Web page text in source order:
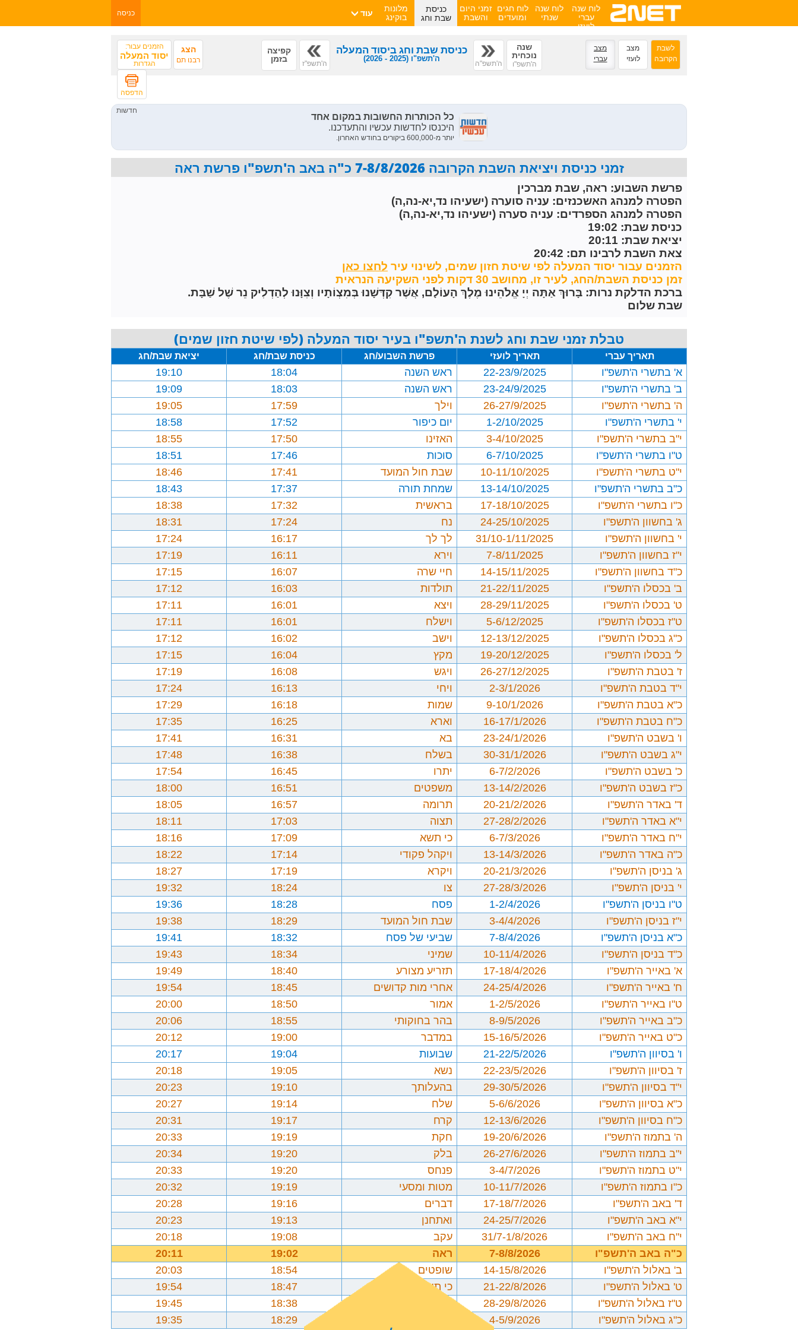
לוח שנה
עברי
לועזי
לוח שנה
שנתי
לוח חגים
ומועדים
זמני היום
והשבת
כניסת
שבת וחג
מלונות
בוקינג
עוד כניסה
לשבת
הקרובה
מצב
לועזי
מצב
עברי
הצג
רבנו תם
הזמנים עבור:
יסוד המעלה
הגדרות
הדפסה
שנה
נוכחית
ה'תשפ"ו ה'תשפ"ה
כניסת שבת וחג ביסוד המעלה
ה'תשפ"ו (2025 - 2026)
ה'תשפ"ז
קפיצה
בזמן
זמני כניסת ויציאת השבת הקרובה 7-8/8/2026 כ"ה באב ה'תשפ"ו פרשת ראה
פרשת השבוע: ראה, שבת מברכין
הפטרה למנהג האשכנזים: עניה סוערה (ישעיהו נד,יא-נה,ה)
הפטרה למנהג הספרדים: עניה סערה (ישעיהו נד,יא-נה,ה)
כניסת שבת: 19:02
יציאת שבת: 20:11
צאת השבת לרבינו תם: 20:42
הזמנים עבור יסוד המעלה לפי שיטת חזון שמים, לשינוי עיר
זמן כניסת השבת/החג, לעיר זו, מחושב 30 דקות לפני השקיעה הנראית
ברכת הדלקת נרות: בָּרוּךְ אַתָּה יְיָ אֱלֹהֵינוּ מֶלֶךְ הָעוֹלָם, אֲשֶׁר קִדְּשָׁנוּ בְּמִצְוֹתָיו וְצִוָּנוּ לְהַדְלִיק נֵר שֶׁל שַׁבָּת.
שבת שלום
טבלת זמני שבת וחג לשנת ה'תשפ"ו בעיר יסוד המעלה (לפי שיטת חזון שמים)
תאריך עברי תאריך לועזי פרשת השבוע/חג כניסת שבת/חג יציאת שבת/חג
א' בתשרי ה'תשפ"ו 22-23/9/2025 ראש השנה 18:04
19:10
ב' בתשרי ה'תשפ"ו
23-24/9/2025 ראש השנה 18:03
19:09
ה' בתשרי ה'תשפ"ו
26-27/9/2025 וילך 17:59
19:05
י' בתשרי ה'תשפ"ו
1-2/10/2025 יום כיפור 17:52
18:58
י"ב בתשרי ה'תשפ"ו
3-4/10/2025 האזינו 17:50
18:55
ט"ו בתשרי ה'תשפ"ו
6-7/10/2025 סוכות 17:46
18:51
י"ט בתשרי ה'תשפ"ו
10-11/10/2025 שבת חול המועד 17:41
18:46
כ"ב בתשרי ה'תשפ"ו
13-14/10/2025 שמחת תורה 17:37
18:43
כ"ו בתשרי ה'תשפ"ו
17-18/10/2025 בראשית 17:32
18:38
ג' בחשוון ה'תשפ"ו
24-25/10/2025 נח 17:24
18:31
י' בחשוון ה'תשפ"ו
31/10-1/11/2025 לך לך 16:17
17:24
י"ז בחשוון ה'תשפ"ו
7-8/11/2025 וירא 16:11
17:19
כ"ד בחשוון ה'תשפ"ו
14-15/11/2025 חיי שרה 16:07
17:15
ב' בכסלו ה'תשפ"ו
21-22/11/2025 תולדות 16:03
17:12
ט' בכסלו ה'תשפ"ו
28-29/11/2025 ויצא 16:01
17:11
ט"ז בכסלו ה'תשפ"ו
5-6/12/2025 וישלח 16:01
17:11
כ"ג בכסלו ה'תשפ"ו
12-13/12/2025 וישב 16:02
17:12
ל' בכסלו ה'תשפ"ו
19-20/12/2025 מקץ 16:04
17:15
ז' בטבת ה'תשפ"ו
26-27/12/2025 ויגש 16:08
17:19
י"ד בטבת ה'תשפ"ו
2-3/1/2026 ויחי 16:13
17:24
כ"א בטבת ה'תשפ"ו
9-10/1/2026 שמות 16:18
17:29
כ"ח בטבת ה'תשפ"ו
16-17/1/2026 וארא 16:25
17:35
ו' בשבט ה'תשפ"ו
23-24/1/2026 בא 16:31
17:41
י"ג בשבט ה'תשפ"ו
30-31/1/2026 בשלח 16:38
17:48
כ' בשבט ה'תשפ"ו
6-7/2/2026 יתרו 16:45
17:54
כ"ז בשבט ה'תשפ"ו
13-14/2/2026 משפטים 16:51
18:00
ד' באדר ה'תשפ"ו
20-21/2/2026 תרומה 16:57
18:05
י"א באדר ה'תשפ"ו
27-28/2/2026 תצוה 17:03
18:11
י"ח באדר ה'תשפ"ו
6-7/3/2026 כי תשא 17:09
18:16
כ"ה באדר ה'תשפ"ו
13-14/3/2026 ויקהל פקודי 17:14
18:22
ג' בניסן ה'תשפ"ו
20-21/3/2026 ויקרא 17:19
18:27
י' בניסן ה'תשפ"ו
27-28/3/2026 צו 18:24
19:32
ט"ו בניסן ה'תשפ"ו
1-2/4/2026 פסח 18:28
19:36
י"ז בניסן ה'תשפ"ו
3-4/4/2026 שבת חול המועד 18:29
19:38
כ"א בניסן ה'תשפ"ו
7-8/4/2026 שביעי של פסח 18:32
19:41
כ"ד בניסן ה'תשפ"ו
10-11/4/2026 שמיני 18:34
19:43
א' באייר ה'תשפ"ו
17-18/4/2026 תזריע מצורע 18:40
19:49
ח' באייר ה'תשפ"ו
24-25/4/2026 אחרי מות קדושים 18:45
19:54
ט"ו באייר ה'תשפ"ו
1-2/5/2026 אמור 18:50
20:00
כ"ב באייר ה'תשפ"ו
8-9/5/2026 בהר בחוקותי 18:55
20:06
כ"ט באייר ה'תשפ"ו
15-16/5/2026 במדבר 19:00
20:12
ו' בסיוון ה'תשפ"ו
21-22/5/2026 שבועות 19:04
20:17
ז' בסיוון ה'תשפ"ו
22-23/5/2026 נשא 19:05
20:18
י"ד בסיוון ה'תשפ"ו
29-30/5/2026 בהעלותך 19:10
20:23
כ"א בסיוון ה'תשפ"ו
5-6/6/2026 שלח 19:14
20:27
כ"ח בסיוון ה'תשפ"ו
12-13/6/2026 קרח 19:17
20:31
ה' בתמוז ה'תשפ"ו
19-20/6/2026 חקת 19:19
20:33
י"ב בתמוז ה'תשפ"ו
26-27/6/2026 בלק 19:20
20:34
י"ט בתמוז ה'תשפ"ו
3-4/7/2026 פנחס 19:20
20:33
כ"ו בתמוז ה'תשפ"ו
10-11/7/2026 מטות ומסעי 19:19
20:32
ד' באב ה'תשפ"ו
17-18/7/2026 דברים 19:16
20:28
י"א באב ה'תשפ"ו
24-25/7/2026 ואתחנן 19:13
20:23
י"ח באב ה'תשפ"ו
31/7-1/8/2026 עקב 19:08
20:18
כ"ה באב ה'תשפ"ו
7-8/8/2026 ראה 19:02
20:11
ב' באלול ה'תשפ"ו
14-15/8/2026 שופטים 18:54
20:03
ט' באלול ה'תשפ"ו
21-22/8/2026 כי תצא 18:47
19:54
ט"ז באלול ה'תשפ"ו
28-29/8/2026
18:38
19:45
כ"ג באלול ה'תשפ"ו
4-5/9/2026
18:29
19:35